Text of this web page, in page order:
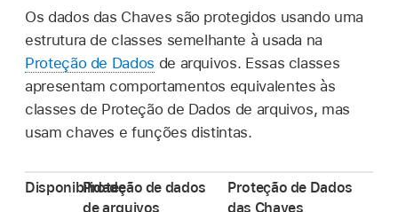
Os dados das Chaves são protegidos usando uma
estrutura de classes semelhante à usada na
Proteção de Dados de arquivos. Essas classes
apresentam comportamentos equivalentes às
classes de Proteção de Dados de arquivos, mas
usam chaves e funções distintas.
DisponibilidadeProteção de dados
de arquivos
Proteção de Dados
das Chaves